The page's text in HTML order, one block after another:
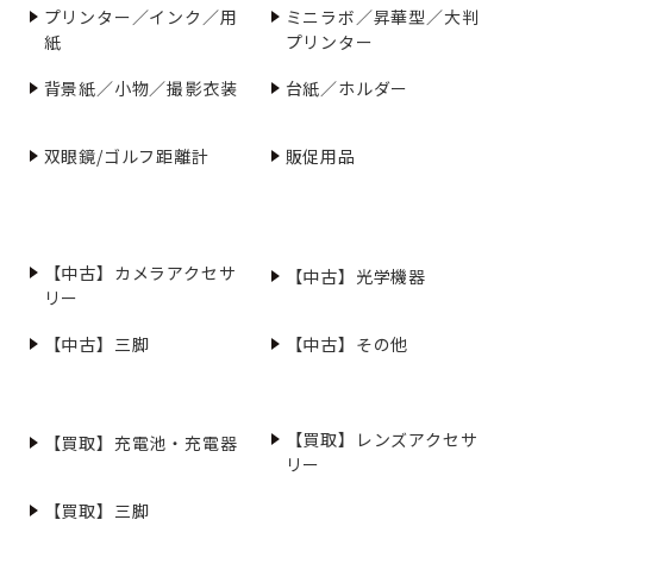
プリンター／インク／用
紙
ミニラボ／昇華型／大判
プリンター
背景紙／小物／撮影衣装 台紙／ホルダー
双眼鏡/ゴルフ距離計 販促用品
【中古】カメラアクセサ
リー
【中古】光学機器
【中古】三脚 【中古】その他
【買取】充電池・充電器
【買取】レンズアクセサ
リー
【買取】三脚